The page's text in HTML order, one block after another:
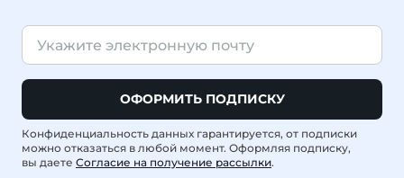
ОФОРМИТЬ ПОДПИСКУ
Конфиденциальность данных гарантируется, от подписки
можно отказаться в любой момент. Оформляя подписку,
вы даете Согласие на получение рассылки.